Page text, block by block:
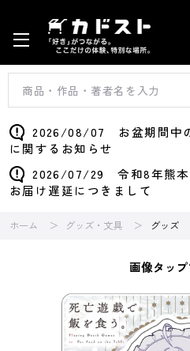
2026/08/07 お盆期間中
に関するお知らせ
2026/07/29 令和8年熊本
お届け遅延につきまして
ホーム グッズ・文具 グッズ
画像タッ